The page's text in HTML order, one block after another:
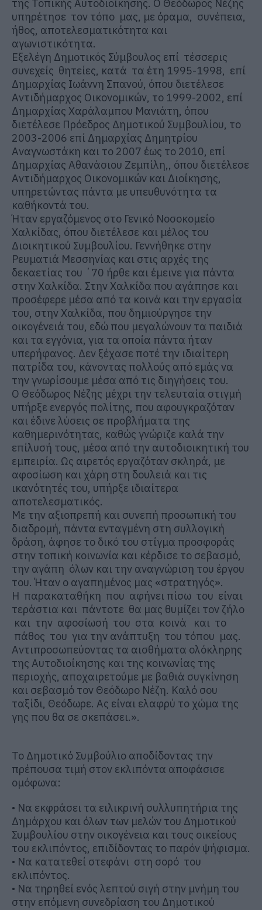
της Τοπικής Αυτοδιοίκησης. Ο Θεόδωρος Νέζης
υπηρέτησε τον τόπο μας, με όραμα, συνέπεια,
ήθος, αποτελεσματικότητα και
αγωνιστικότητα.
Εξελέγη Δημοτικός Σύμβουλος επί τέσσερις
συνεχείς θητείες, κατά τα έτη 1995-1998, επί
Δημαρχίας Ιωάννη Σπανού, όπου διετέλεσε
Αντιδήμαρχος Οικονομικών, το 1999-2002, επί
Δημαρχίας Χαράλαμπου Μανιάτη, όπου
διετέλεσε Πρόεδρος Δημοτικού Συμβουλίου, το
2003-2006 επί Δημαρχίας Δημητρίου
Αναγνωστάκη και το 2007 έως το 2010, επί
Δημαρχίας Αθανάσιου Ζεμπίλη,, όπου διετέλεσε
Αντιδήμαρχος Οικονομικών και Διοίκησης,
υπηρετώντας πάντα με υπευθυνότητα τα
καθήκοντά του.
Ήταν εργαζόμενος στο Γενικό Νοσοκομείο
Χαλκίδας, όπου διετέλεσε και μέλος του
Διοικητικού Συμβουλίου. Γεννήθηκε στην
Ρευματιά Μεσσηνίας και στις αρχές της
δεκαετίας του ΄70 ήρθε και έμεινε για πάντα
στην Χαλκίδα. Στην Χαλκίδα που αγάπησε και
προσέφερε μέσα από τα κοινά και την εργασία
του, στην Χαλκίδα, που δημιούργησε την
οικογένειά του, εδώ που μεγαλώνουν τα παιδιά
και τα εγγόνια, για τα οποία πάντα ήταν
υπερήφανος. Δεν ξέχασε ποτέ την ιδιαίτερη
πατρίδα του, κάνοντας πολλούς από εμάς να
την γνωρίσουμε μέσα από τις διηγήσεις του.
Ο Θεόδωρος Νέζης μέχρι την τελευταία στιγμή
υπήρξε ενεργός πολίτης, που αφουγκραζόταν
και έδινε λύσεις σε προβλήματα της
καθημερινότητας, καθώς γνώριζε καλά την
επίλυσή τους, μέσα από την αυτοδιοικητική του
εμπειρία. Ως αιρετός εργαζόταν σκληρά, με
αφοσίωση και χάρη στη δουλειά και τις
ικανότητές του, υπήρξε ιδιαίτερα
αποτελεσματικός.
Με την αξιοπρεπή και συνεπή προσωπική του
διαδρομή, πάντα ενταγμένη στη συλλογική
δράση, άφησε το δικό του στίγμα προσφοράς
στην τοπική κοινωνία και κέρδισε το σεβασμό,
την αγάπη όλων και την αναγνώριση του έργου
του. Ήταν ο αγαπημένος μας «στρατηγός».
Η παρακαταθήκη που αφήνει πίσω του είναι
τεράστια και πάντοτε θα μας θυμίζει τον ζήλο
και την αφοσίωσή του στα κοινά και το
πάθος του για την ανάπτυξη του τόπου μας.
Αντιπροσωπεύοντας τα αισθήματα ολόκληρης
της Αυτοδιοίκησης και της κοινωνίας της
περιοχής, αποχαιρετούμε με βαθιά συγκίνηση
και σεβασμό τον Θεόδωρο Νέζη. Καλό σου
ταξίδι, Θεόδωρε. Ας είναι ελαφρύ το χώμα της
γης που θα σε σκεπάσει.».
Το Δημοτικό Συμβούλιο αποδίδοντας την
πρέπουσα τιμή στον εκλιπόντα αποφάσισε
ομόφωνα:
• Να εκφράσει τα ειλικρινή συλλυπητήρια της
Δημάρχου και όλων των μελών του Δημοτικού
Συμβουλίου στην οικογένεια και τους οικείους
του εκλιπόντος, επιδίδοντας το παρόν ψήφισμα.
• Να κατατεθεί στεφάνι στη σορό του
εκλιπόντος.
• Να τηρηθεί ενός λεπτού σιγή στην μνήμη του
στην επόμενη συνεδρίαση του Δημοτικού